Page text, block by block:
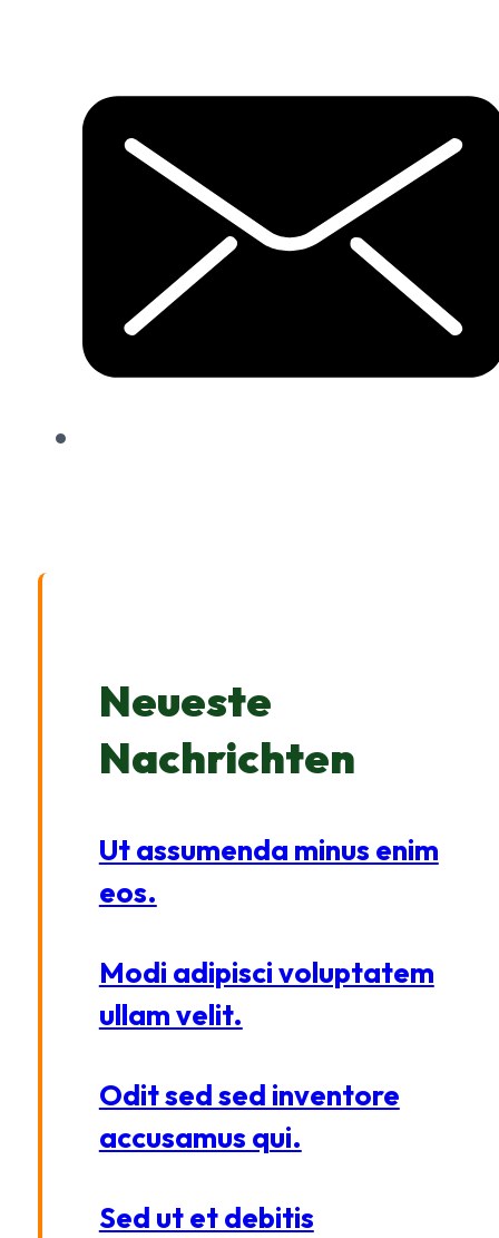
Neueste
Nachrichten
Ut assumenda minus enim
eos.
Modi adipisci voluptatem
ullam velit.
Odit sed sed inventore
accusamus qui.
Sed ut et debitis